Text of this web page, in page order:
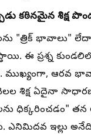
కఠినమైన శిక్ష
"త్రిక్ భావాలు" లేదా
ఈ ప్రశ్న
ఆరవ భావానికి
శిక్ష ఏదైనా
ధిక్కరించడం"
ఇల్లు అనేది